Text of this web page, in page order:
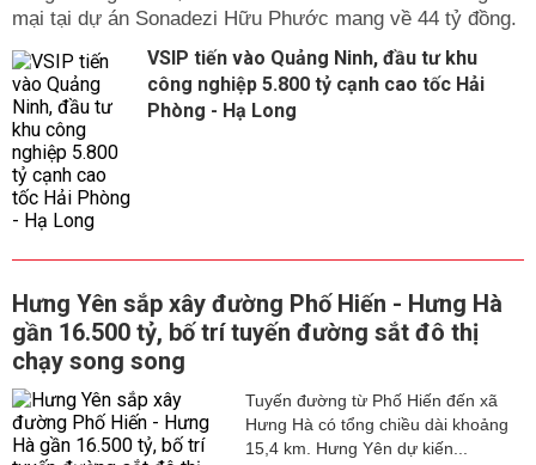
mại tại dự án Sonadezi Hữu Phước mang về 44 tỷ đồng.
VSIP tiến vào Quảng Ninh, đầu tư khu
công nghiệp 5.800 tỷ cạnh cao tốc Hải
Phòng - Hạ Long
Hưng Yên sắp xây đường Phố Hiến - Hưng Hà
gần 16.500 tỷ, bố trí tuyến đường sắt đô thị
chạy song song
Tuyến đường từ Phố Hiến đến xã
Hưng Hà có tổng chiều dài khoảng
15,4 km. Hưng Yên dự kiến...